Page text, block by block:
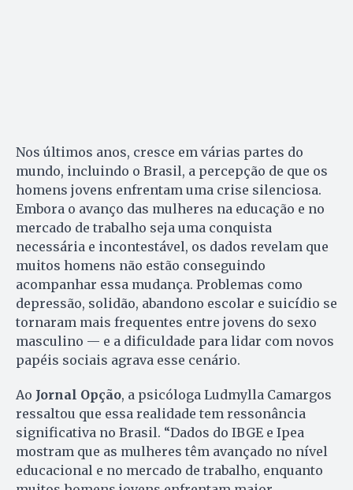
Nos últimos anos, cresce em várias partes do
mundo, incluindo o Brasil, a percepção de que os
homens jovens enfrentam uma crise silenciosa.
Embora o avanço das mulheres na educação e no
mercado de trabalho seja uma conquista
necessária e incontestável, os dados revelam que
muitos homens não estão conseguindo
acompanhar essa mudança. Problemas como
depressão, solidão, abandono escolar e suicídio se
tornaram mais frequentes entre jovens do sexo
masculino — e a dificuldade para lidar com novos
papéis sociais agrava esse cenário.
Ao Jornal Opção, a psicóloga Ludmylla Camargos
ressaltou que essa realidade tem ressonância
significativa no Brasil. “Dados do IBGE e Ipea
mostram que as mulheres têm avançado no nível
educacional e no mercado de trabalho, enquanto